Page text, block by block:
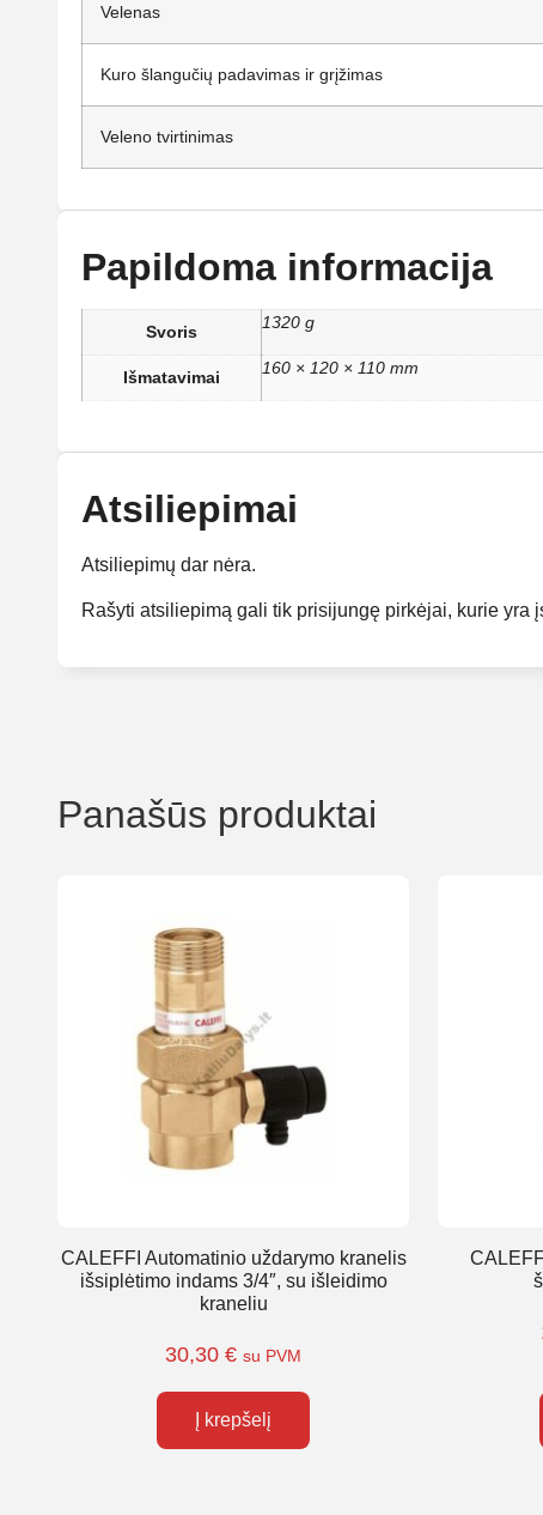
Velenas
Kuro šlangučių padavimas ir grįžimas
Veleno tvirtinimas
Papildoma informacija
Svoris 1320 g
Išmatavimai 160 × 120 × 110 mm
Atsiliepimai
Atsiliepimų dar nėra.
Rašyti atsiliepimą gali tik prisijungę pirkėjai, kurie yra
Panašūs produktai
CALEFFI Automatinio uždarymo kranelis
išsiplėtimo indams 3/4″, su išleidimo
kraneliu
30,30 € su PVM
Į krepšelį